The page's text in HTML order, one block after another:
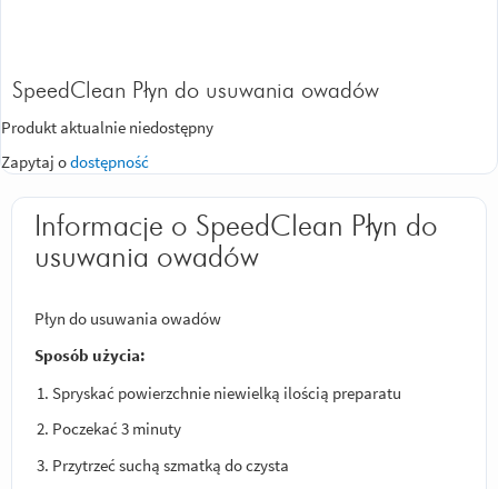
SpeedClean Płyn do usuwania owadów
Produkt aktualnie niedostępny
Zapytaj odostępność
Informacje o SpeedClean Płyn do
usuwania owadów
Płyn do usuwania owadów
Sposób użycia:
Spryskać powierzchnie niewielką ilością preparatu
Poczekać 3 minuty
Przytrzeć suchą szmatką do czysta